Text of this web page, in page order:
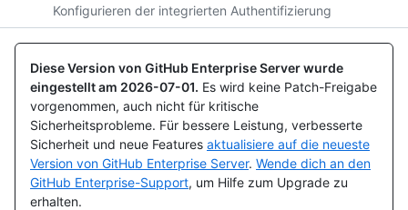
Konfigurieren der integrierten Authentifizierung
Diese Version von GitHub Enterprise Server wurde
eingestellt am 2026-07-01. Es wird keine Patch-Freigabe
vorgenommen, auch nicht für kritische
Sicherheitsprobleme. Für bessere Leistung, verbesserte
Sicherheit und neue Features aktualisiere auf die neueste
Version von GitHub Enterprise Server. Wende dich an den
GitHub Enterprise-Support, um Hilfe zum Upgrade zu
erhalten.